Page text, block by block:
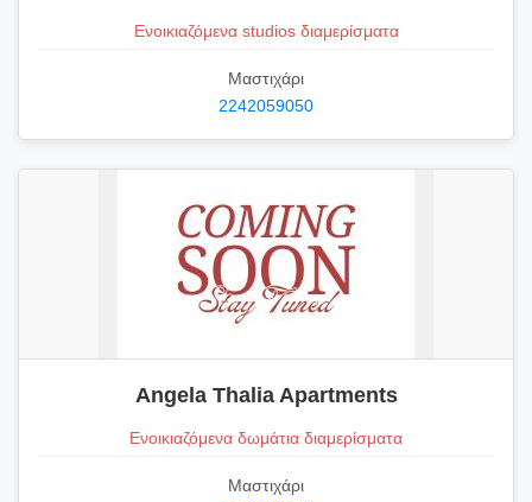
Ενοικιαζόμενα studios διαμερίσματα
Μαστιχάρι
2242059050
Angela Thalia Apartments
Ενοικιαζόμενα δωμάτια διαμερίσματα
Μαστιχάρι